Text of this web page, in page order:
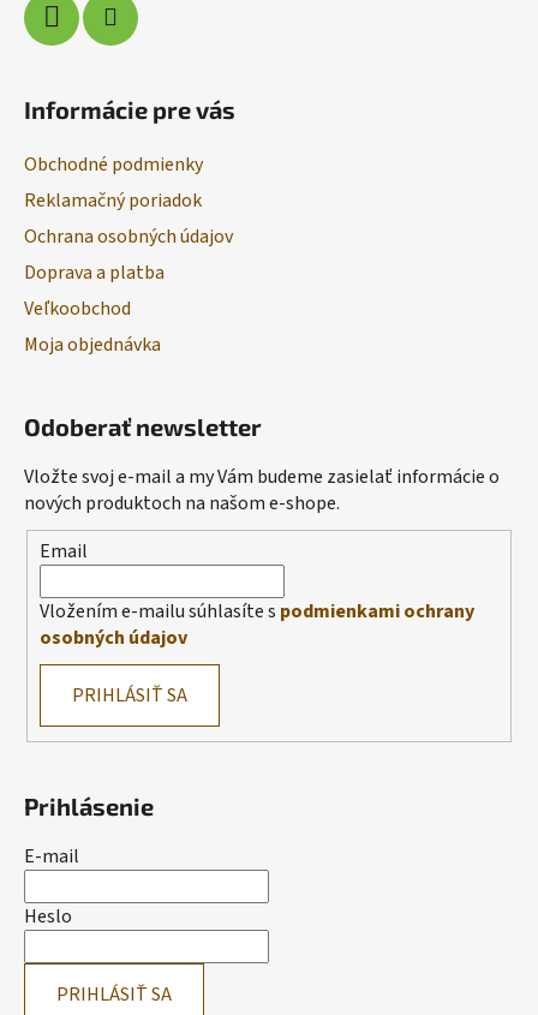
Informácie pre vás
Obchodné podmienky
Reklamačný poriadok
Ochrana osobných údajov
Doprava a platba
Veľkoobchod
Moja objednávka
Odoberať newsletter
Vložte svoj e-mail a my Vám budeme zasielať informácie o
nových produktoch na našom e-shope.
Email
Vložením e-mailu súhlasíte s podmienkami ochrany
osobných údajov
PRIHLÁSIŤ SA
Prihlásenie
E-mail
Heslo
PRIHLÁSIŤ SA